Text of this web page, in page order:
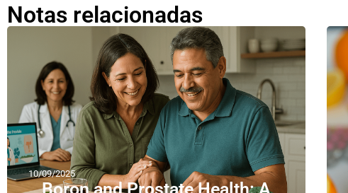
Notas relacionadas
10/09/2025
Boron and Prostate Health: A